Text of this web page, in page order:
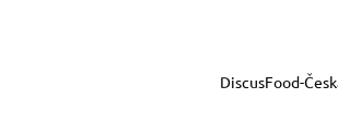
DiscusFood-